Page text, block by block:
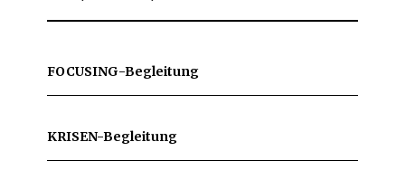
FOCUSING-Begleitung
KRISEN-Begleitung